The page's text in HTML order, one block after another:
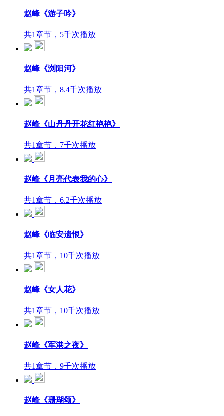
赵峰《游子吟》
共1章节，5千次播放
赵峰《浏阳河》
共1章节，8.4千次播放
赵峰《山丹丹开花红艳艳》
共1章节，7千次播放
赵峰《月亮代表我的心》
共1章节，6.2千次播放
赵峰《临安遗恨》
共1章节，10千次播放
赵峰《女人花》
共1章节，10千次播放
赵峰《军港之夜》
共1章节，9千次播放
赵峰《珊瑚颂》